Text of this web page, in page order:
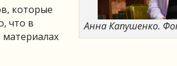
Анна Капушенко.
которые
что в